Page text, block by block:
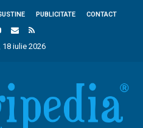
PUBLICITATE CONTACT
18 iulie 2026